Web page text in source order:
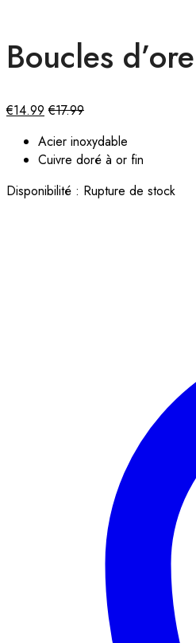
Boucles
€14.99 €17.99
Acier inoxydable
Cuivre doré à or fin
Disponibilité : Rupture de stock